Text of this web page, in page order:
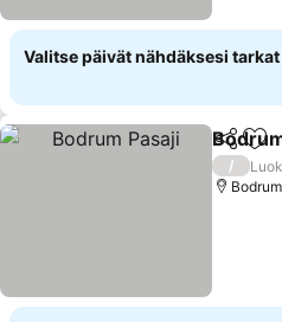
Valitse päivät nähdäksesi
Jaa
/